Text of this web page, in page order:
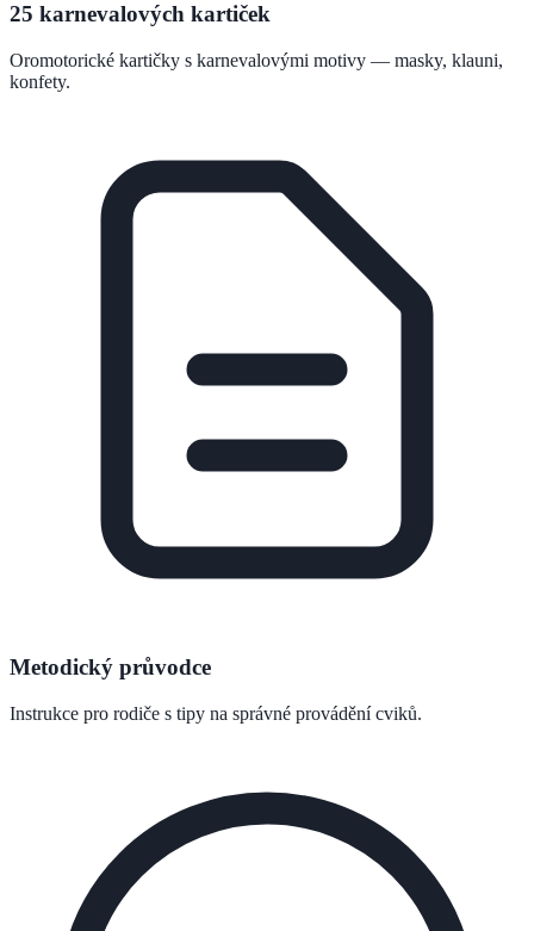
25 karnevalových kartiček
Oromotorické kartičky s karnevalovými motivy — masky, klauni,
konfety.
Metodický průvodce
Instrukce pro rodiče s tipy na správné provádění cviků.